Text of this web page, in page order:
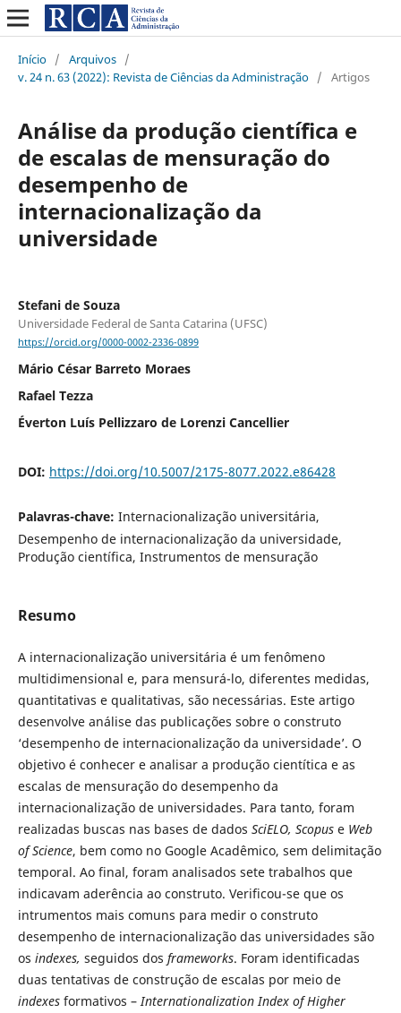
Início / Arquivos /
v. 24 n. 63 (2022): Revista de Ciências da Administração / Artigos
Análise da produção científica e
de escalas de mensuração do
desempenho de
internacionalização da
universidade
Stefani de Souza
Universidade Federal de Santa Catarina (UFSC)
https://orcid.org/0000-0002-2336-0899
Mário César Barreto Moraes
Rafael Tezza
Éverton Luís Pellizzaro de Lorenzi Cancellier
DOI: https://doi.org/10.5007/2175-8077.2022.e86428
Palavras-chave: Internacionalização universitária,
Desempenho de internacionalização da universidade,
Produção científica, Instrumentos de mensuração
Resumo
A internacionalização universitária é um fenômeno
multidimensional e, para mensurá-lo, diferentes medidas,
quantitativas e qualitativas, são necessárias. Este artigo
desenvolve análise das publicações sobre o construto
‘desempenho de internacionalização da universidade’. O
objetivo é conhecer e analisar a produção cientítica e as
escalas de mensuração do desempenho da
internacionalização de universidades. Para tanto, foram
realizadas buscas nas bases de dados SciELO, Scopuse Web
of Science, bem como no Google Acadêmico, sem delimitação
temporal. Ao final, foram analisados sete trabalhos que
indicavam aderência ao construto. Verificou-se que os
intrumentos mais comuns para medir o construto
desempenho de internacionalização das universidades são
os indexes, seguidos dos frameworks. Foram identificadas
duas tentativas de construção de escalas por meio de
indexesformativos –Internationalization Index of Higher